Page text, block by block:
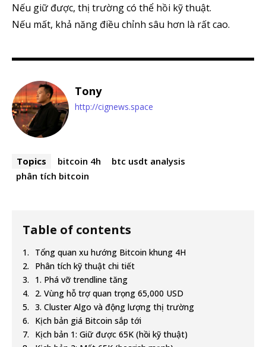
Nếu giữ được, thị trường có thể hồi kỹ thuật.
Nếu mất, khả năng điều chỉnh sâu hơn là rất cao.
Tony
http://cignews.space
Topics bitcoin 4h
btc usdt analysis
phân tích bitcoin
Table of contents
Tổng quan xu hướng Bitcoin khung 4H
Phân tích kỹ thuật chi tiết
1. Phá vỡ trendline tăng
2. Vùng hỗ trợ quan trọng 65,000 USD
3. Cluster Algo và động lượng thị trường
Kịch bản giá Bitcoin sắp tới
Kịch bản 1: Giữ được 65K (hồi kỹ thuật)